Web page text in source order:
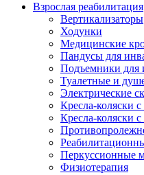
Взрослая реабилитация
Вертикализаторы
Ходунки
Медицинские
Пандусы для
Подъемники для
Туалетные и
Электрические
Кресла-коляски
Кресла-коляски
Перкуссионные
Физиотерапия